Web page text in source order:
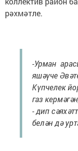
рәхмәтле.
-Урман
яшәүче
Күпчелек
газ
- дип
белән дә